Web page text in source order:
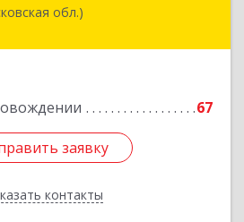
обл.)
67
заявку
контакты
обл, Красноармейск г,
заявку
Назад